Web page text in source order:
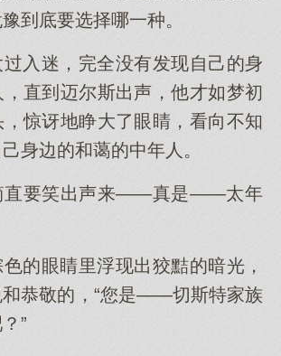
到底要选择哪一种。
入迷，完全没有发现自己的身
直到迈尔斯出声，他才如梦初
惊讶地睁大了眼睛，看向不知
身边的和蔼的中年人。
直要笑出声来——真是——太年
的眼睛里浮现出狡黠的暗光，
和恭敬的，“您是——切斯特家族
”